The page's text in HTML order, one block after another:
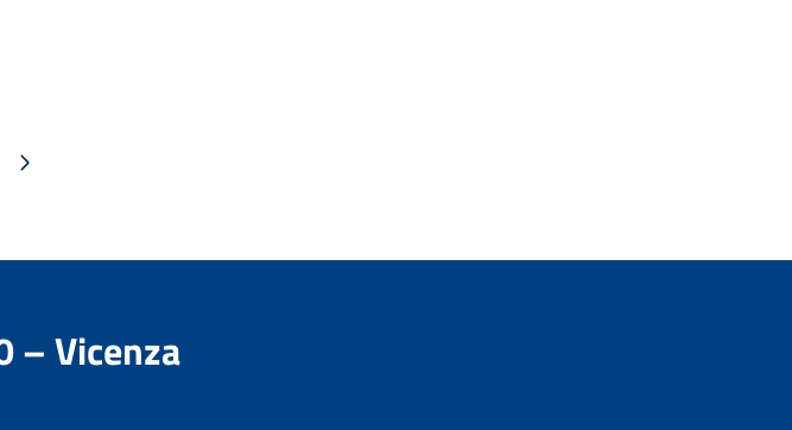
successiva
– Vicenza